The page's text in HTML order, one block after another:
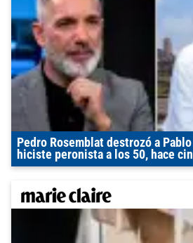
Pedro Rosemblat destrozó a
hiciste peronista a los 50, hace